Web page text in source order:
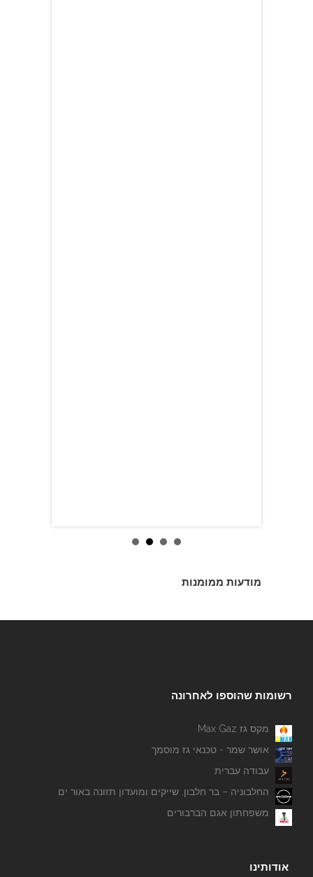
מודעות ממומנות
רשומות שהוספו לאחרונה
מקס גז Max Gaz
אושר שמר - טכנאי גז מוסמך
עבודה עברית
החלבוניה – בר חלבון, שייקים ומועדון תזונה באור ים
משפחתון אגם הברבורים
אודותינו